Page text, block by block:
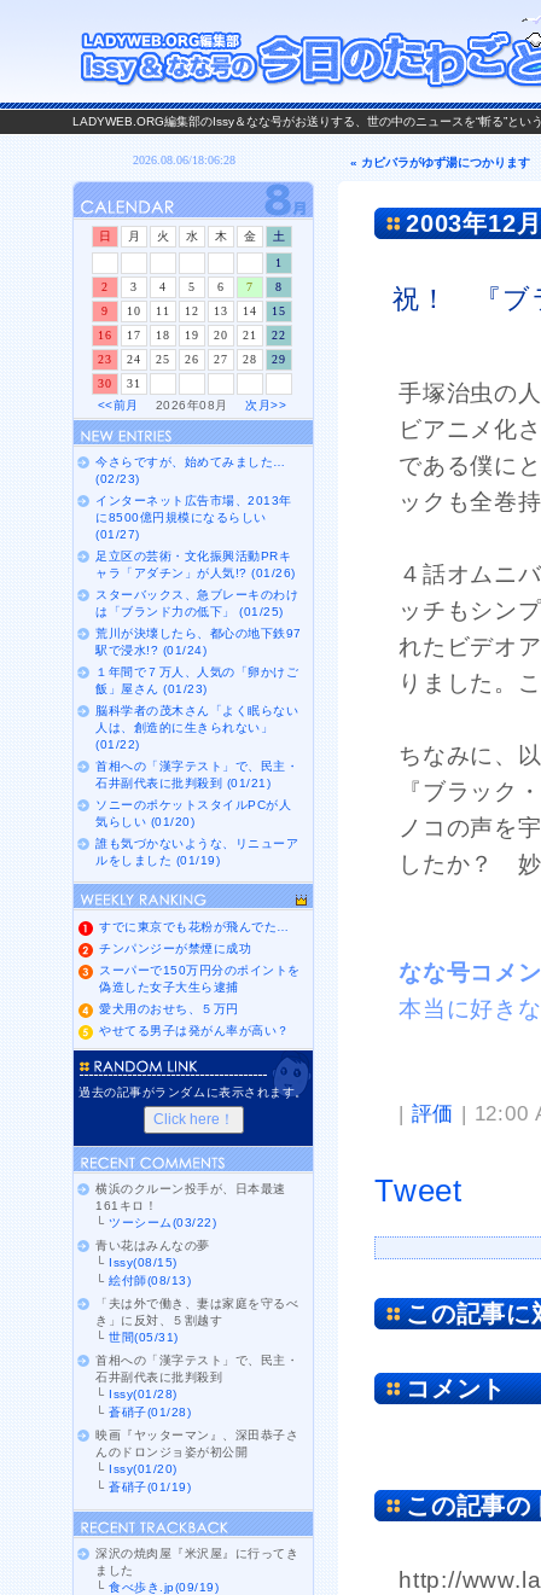
LADYWEB.ORG編集部のIssy＆なな号がお送りする、世の中のニュースを“斬る”と
« カピバラがゆず湯につかります
2003年12
祝！ 『ブ
手塚治虫の
ビアニメ化
である僕に
ックも全巻
４話オムニ
ッチもシン
れたビデオ
りました。
ちなみに、
『ブラック
ノコの声を
したか？ 妙
なな号コ
本当に好き
| 評価 | 12:00
Tweet
この記事に
コメント
この記事の
http://
日 月 火 水 木 金
土
1
2
3 4 5 6 7
8
9
10 11 12 13 14
15
16
17 18 19 20 21
22
23
24 25 26 27 28
29
30
31
<<前月
2026年08月次月>>
今さらですが、始めてみました…
(02/23)
インターネット広告市場、2013年
に8500億円規模になるらしい
(01/27)
足立区の芸術・文化振興活動PRキ
ャラ「アダチン」が人気!? (01/26)
スターバックス、急ブレーキのわけ
は「ブランド力の低下」 (01/25)
荒川が決壊したら、都心の地下鉄97
駅で浸水!? (01/24)
１年間で７万人、人気の「卵かけご
飯」屋さん (01/23)
脳科学者の茂木さん「よく眠らない
人は、創造的に生きられない」
(01/22)
首相への「漢字テスト」で、民主・
石井副代表に批判殺到 (01/21)
ソニーのポケットスタイルPCが人
気らしい (01/20)
誰も気づかないような、リニューア
ルをしました (01/19)
すでに東京でも花粉が飛んでた…
チンパンジーが禁煙に成功
スーパーで150万円分のポイントを
偽造した女子大生ら逮捕
愛犬用のおせち、５万円
やせてる男子は発がん率が高い？
過去の記事がランダムに表示されます。
横浜のクルーン投手が、日本最速
161キロ！
└ツーシーム(03/22)
青い花はみんなの夢
└ Issy(08/15)
└絵付師(08/13)
「夫は外で働き、妻は家庭を守るべ
き」に反対、５割越す
└世間(05/31)
首相への「漢字テスト」で、民主・
石井副代表に批判殺到
└ Issy(01/28)
└蒼硝子(01/28)
映画『ヤッターマン』、深田恭子さ
んのドロンジョ姿が初公開
└ Issy(01/20)
└蒼硝子(01/19)
深沢の焼肉屋『米沢屋』に行ってき
ました
└食べ歩き.jp(09/19)